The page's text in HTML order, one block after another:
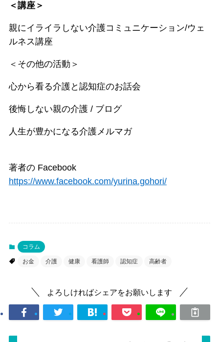
＜講座＞
親にイライラしない介護コミュニケーション/ウェ
ルネス講座
＜その他の活動＞
心から看る介護と認知症のお話会
後悔しない親の介護 / ブログ
人生が豊かになる介護メルマガ
著者の Facebook
https://www.facebook.com/yurina.gohori/
コラム
お金 介護 健康 看護師 認知症 高齢者
よろしければシェアをお願いします